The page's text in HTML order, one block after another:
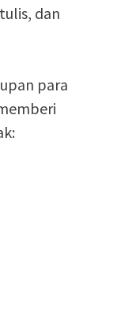
dan
para